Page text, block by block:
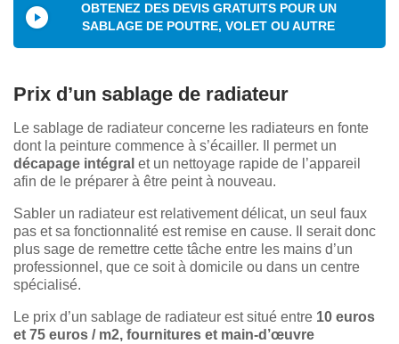
OBTENEZ DES DEVIS GRATUITS POUR UN
SABLAGE DE POUTRE, VOLET OU AUTRE
Prix d’un sablage de radiateur
Le sablage de radiateur concerne les radiateurs en fonte
dont la peinture commence à s’écailler. Il permet un
décapage intégral et un nettoyage rapide de l’appareil
afin de le préparer à être peint à nouveau.
Sabler un radiateur est relativement délicat, un seul faux
pas et sa fonctionnalité est remise en cause. Il serait donc
plus sage de remettre cette tâche entre les mains d’un
professionnel, que ce soit à domicile ou dans un centre
spécialisé.
Le prix d’un sablage de radiateur est situé entre 10 euros
et 75 euros / m2, fournitures et main-d’œuvre